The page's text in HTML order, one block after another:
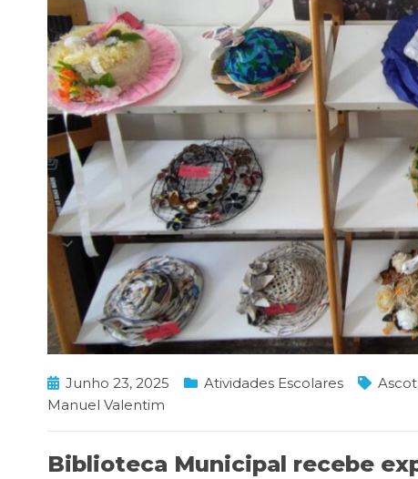
Junho 23, 2025 Atividades Escolares Ascot
Manuel Valentim
Biblioteca Municipal recebe